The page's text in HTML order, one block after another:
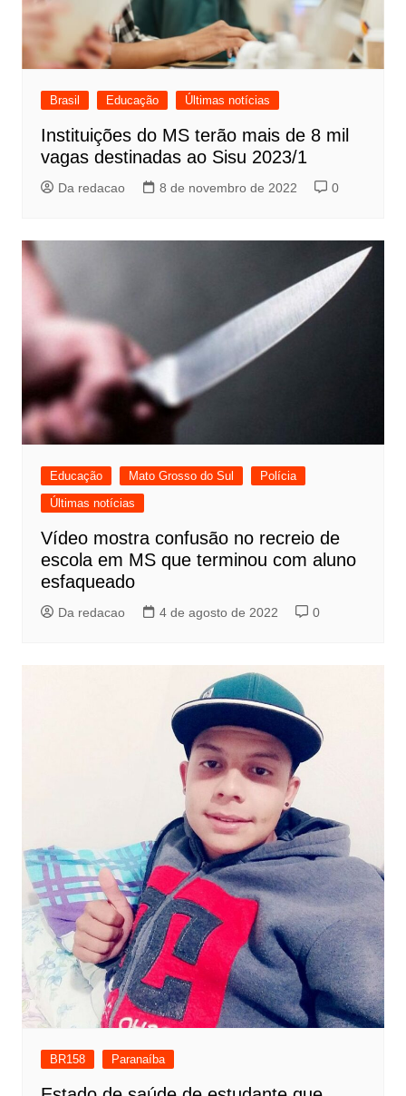
Brasil Educação Últimas notícias
Instituições do MS terão mais de 8 mil
vagas destinadas ao Sisu 2023/1
Da redacao 8 de novembro de 2022 0
Educação Mato Grosso do Sul
Polícia
Últimas notícias
Vídeo mostra confusão no recreio de
escola em MS que terminou com aluno
esfaqueado
Da redacao 4 de agosto de 2022 0
BR158 Paranaíba